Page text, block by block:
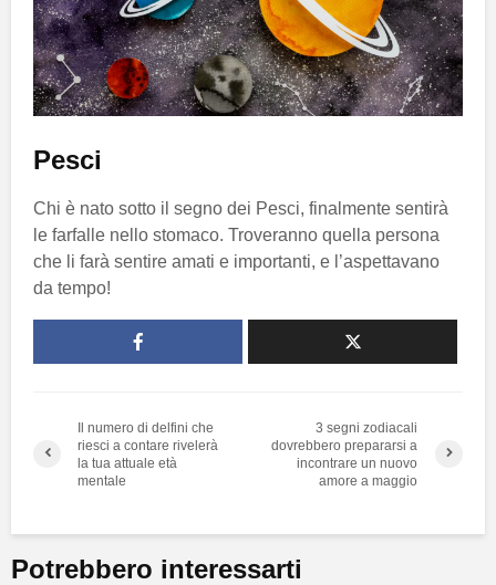
Pesci
Chi è nato sotto il segno dei Pesci, finalmente sentirà
le farfalle nello stomaco. Troveranno quella persona
che li farà sentire amati e importanti, e l’aspettavano
da tempo!
Il numero di delfini che
riesci a contare rivelerà
la tua attuale età
mentale
3 segni zodiacali
dovrebbero prepararsi a
incontrare un nuovo
amore a maggio
Potrebbero interessarti